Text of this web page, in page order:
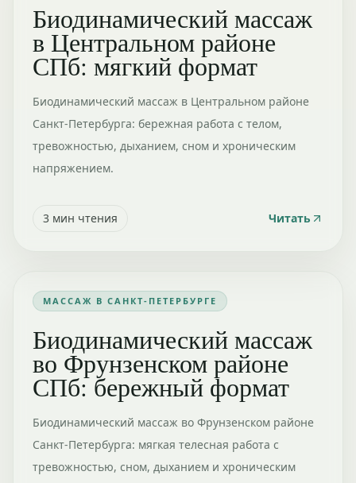
Биодинамический массаж
в Центральном районе
СПб: мягкий формат
Биодинамический массаж в Центральном районе
Санкт-Петербурга: бережная работа с телом,
тревожностью, дыханием, сном и хроническим
напряжением.
3 мин чтения Читать
МАССАЖ В САНКТ-ПЕТЕРБУРГЕ
Биодинамический массаж
во Фрунзенском районе
СПб: бережный формат
Биодинамический массаж во Фрунзенском районе
Санкт-Петербурга: мягкая телесная работа с
тревожностью, сном, дыханием и хроническим